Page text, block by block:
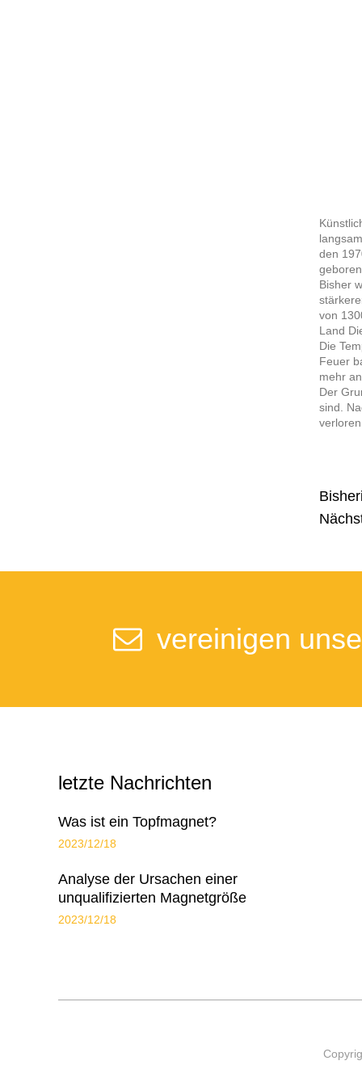
den
Bisher
von
Land
Die
Feuer
mehr
Der
sind.
vereinigen
letzte Nachrichten
Was ist ein Topfmagnet?
2023/12/18
Analyse der Ursachen einer
unqualifizierten Magnetgröße
2023/12/18